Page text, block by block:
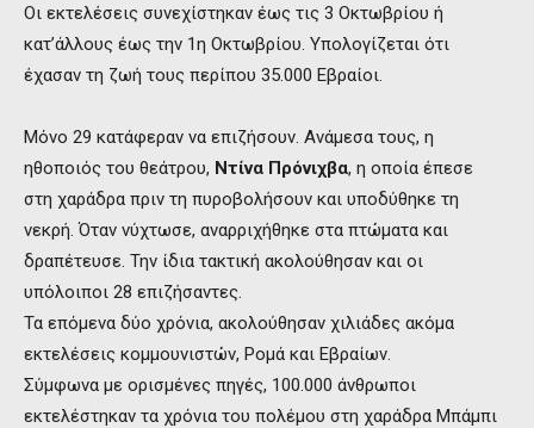
Οι εκτελέσεις συνεχίστηκαν έως τις 3 Οκτωβρίου ή
κατ’άλλους έως την 1η Οκτωβρίου. Υπολογίζεται ότι
έχασαν τη ζωή τους περίπου 35.000 Εβραίοι.
Μόνο 29 κατάφεραν να επιζήσουν. Ανάμεσα τους, η
ηθοποιός του θεάτρου, Ντίνα Πρόνιχβα, η οποία έπεσε
στη χαράδρα πριν τη πυροβολήσουν και υποδύθηκε τη
νεκρή. Όταν νύχτωσε, αναρριχήθηκε στα πτώματα και
δραπέτευσε. Την ίδια τακτική ακολούθησαν και οι
υπόλοιποι 28 επιζήσαντες.
Τα επόμενα δύο χρόνια, ακολούθησαν χιλιάδες ακόμα
εκτελέσεις κομμουνιστών, Ρομά και Εβραίων.
Σύμφωνα με ορισμένες πηγές, 100.000 άνθρωποι
εκτελέστηκαν τα χρόνια του πολέμου στη χαράδρα Μπάμπι